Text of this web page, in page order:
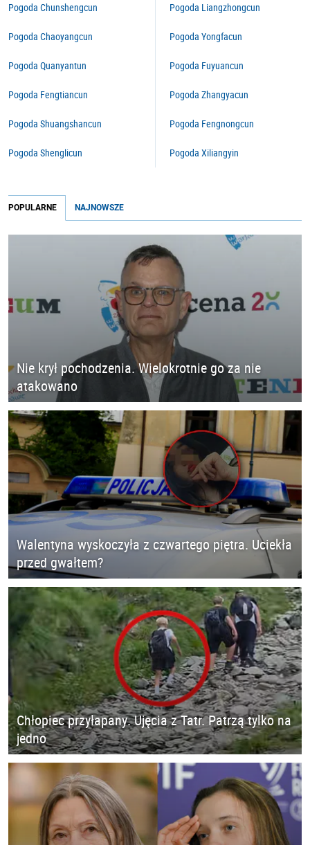
Pogoda Chunshengcun
Pogoda Chaoyangcun
Pogoda Quanyantun
Pogoda Fengtiancun
Pogoda Shuangshancun
Pogoda Shenglicun
Pogoda Liangzhongcun
Pogoda Yongfacun
Pogoda Fuyuancun
Pogoda Zhangyacun
Pogoda Fengnongcun
Pogoda Xiliangyin
POPULARNE NAJNOWSZE
Nie krył pochodzenia. Wielokrotnie go za nie
atakowano
Walentyna wyskoczyła z czwartego piętra. Uciekła
przed gwałtem?
Chłopiec przyłapany. Ujęcia z Tatr. Patrzą tylko na
jedno